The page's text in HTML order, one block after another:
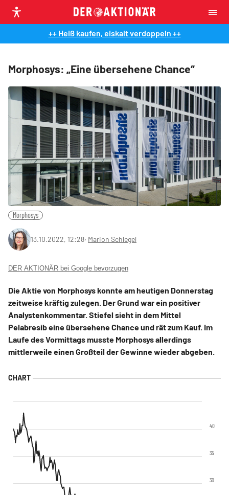
++ Heiß kaufen, eiskalt verdoppeln ++
Morphosys: „Eine übersehene Chance“
Morphosys
13.10.2022, 12:28‧ Marion Schlegel
DER AKTIONÄR bei Google bevorzugen
Die Aktie von Morphosys konnte am heutigen Donnerstag
zeitweise kräftig zulegen. Der Grund war ein positiver
Analystenkommentar. Stiefel sieht in dem Mittel
Pelabresib eine übersehene Chance und rät zum Kauf. Im
Laufe des Vormittags musste Morphosys allerdings
mittlerweile einen Großteil der Gewinne wieder abgeben.
30
35
40